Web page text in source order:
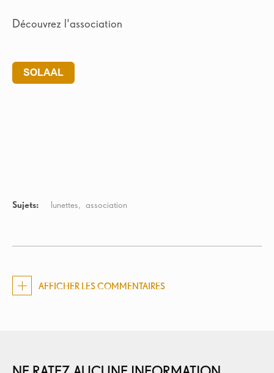
Découvrez l'association
Sujets: lunettes association
AFFICHER LES COMMENTAIRES